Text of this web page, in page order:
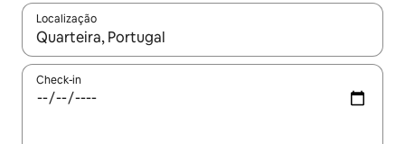
Localização
Quando os resultados estiverem disponíveis, explore-os
Check-in